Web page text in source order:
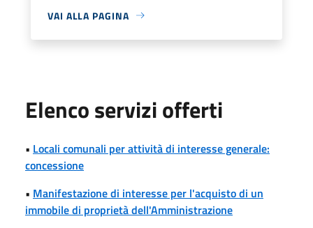
VAI ALLA PAGINA
Elenco servizi offerti
• Locali comunali per attività di interesse generale:
concessione
• Manifestazione di interesse per l'acquisto di un
immobile di proprietà dell'Amministrazione